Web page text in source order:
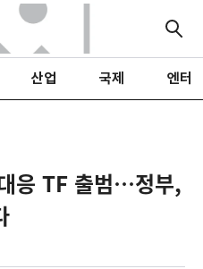
산업 국제 엔터
응 TF 출범…정부,